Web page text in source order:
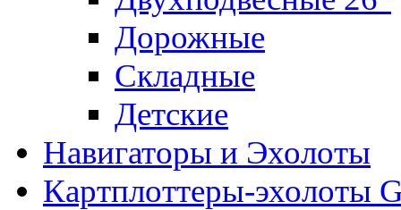
Дорожные
Складные
Детские
Навигаторы и Эхолоты
Картплоттеры-эхолоты